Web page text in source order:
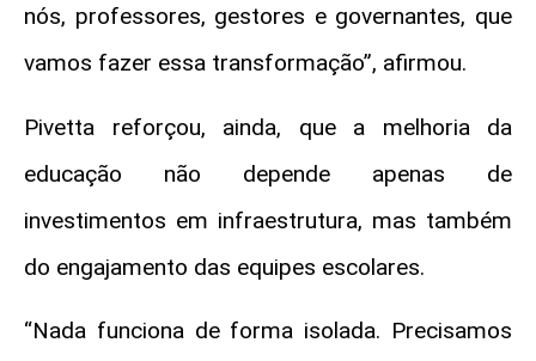
nós, professores, gestores e governantes, que
vamos fazer essa transformação”, afirmou.
Pivetta reforçou, ainda, que a melhoria da
educação não depende apenas de
investimentos em infraestrutura, mas também
do engajamento das equipes escolares.
“Nada funciona de forma isolada. Precisamos